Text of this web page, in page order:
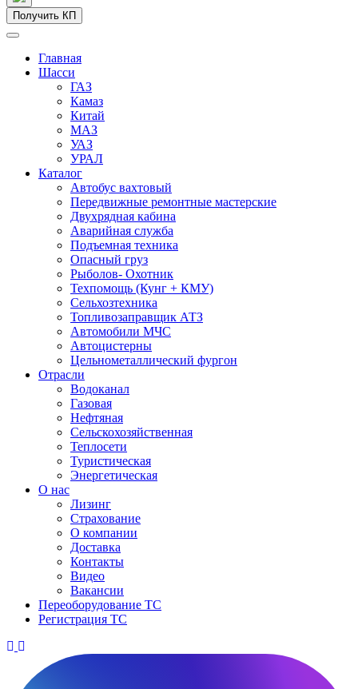
Получить КП
Главная
Шасси
ГАЗ
Камаз
Китай
МАЗ
УАЗ
УРАЛ
Каталог
Автобус вахтовый
Передвижные ремонтные мастерские
Двухрядная кабина
Аварийная служба
Подъемная техника
Опасный груз
Рыболов- Охотник
Техпомощь (Кунг + КМУ)
Сельхозтехника
Топливозаправщик АТЗ
Автомобили МЧС
Автоцистерны
Цельнометаллический фургон
Отрасли
Водоканал
Газовая
Нефтяная
Сельскохозяйственная
Теплосети
Туристическая
Энергетическая
О нас
Лизинг
Страхование
О компании
Доставка
Контакты
Видео
Вакансии
Переоборудование ТС
Регистрация ТС